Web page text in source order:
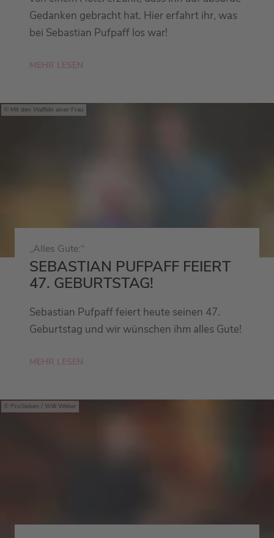
Gedanken gebracht hat. Hier erfahrt ihr, was
bei Sebastian Pufpaff los war!
MEHR LESEN
Mit den Waffeln einer Frau
„Alles Gute:“
SEBASTIAN PUFPAFF FEIERT
47. GEBURTSTAG!
Sebastian Pufpaff feiert heute seinen 47.
Geburtstag und wir wünschen ihm alles Gute!
MEHR LESEN
ProSieben / Willi Weber